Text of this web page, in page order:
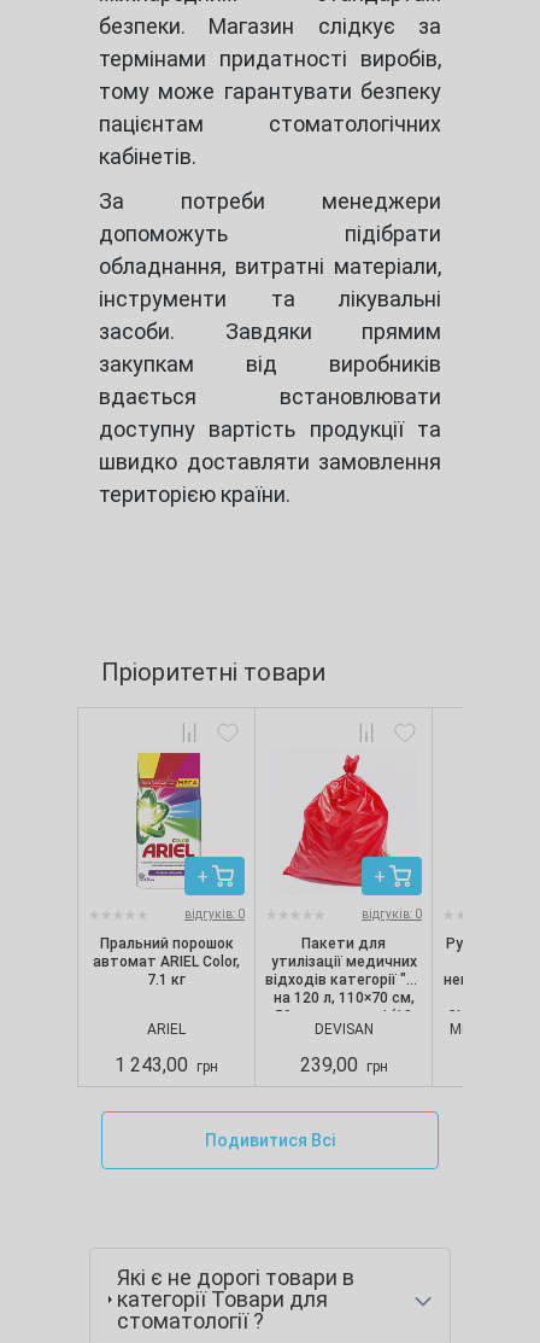
безпеки. Магазин слідкує за
термінами придатності виробів,
тому може гарантувати безпеку
пацієнтам стоматологічних
кабінетів.
За потреби менеджери
допоможуть підібрати
обладнання, витратні матеріали,
інструменти та лікувальні
засоби. Завдяки прямим
закупкам від виробників
вдається встановлювати
доступну вартість продукції та
швидко доставляти замовлення
територією країни.
Пріоритетні товари
відгуків: 0
Пральний порошок
автомат ARIEL Color,
7.1 кг
ARIEL
1 243,00 грн
відгуків: 0
Пакети для
утилізації медичних
відходів категорії "B"
на 120 л, 110×70 см,
50 мкм, червоні (10
шт./уп.), Devisan
DEVISAN
239,00 грн
Рукавички
непопудрені,
CLASSIC,
MERCATOR
Подивитися Всі
Які є не дорогі товари в
категорії Товари для
стоматології ?